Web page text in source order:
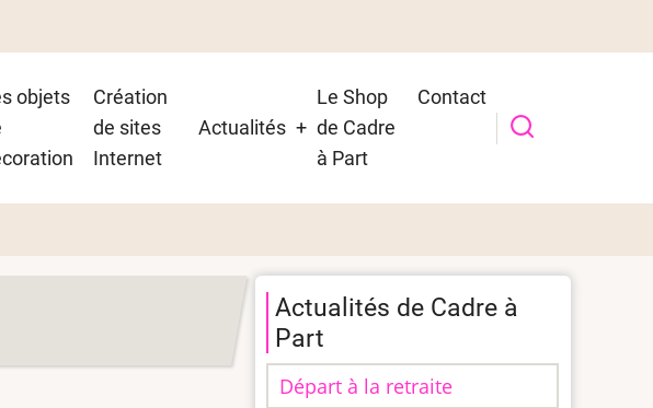
objets
Création
de sites
Internet
Actualités
Le Shop
de Cadre
à Part
Contact
Actualités de Cadre à
Part
Départ à la retraite